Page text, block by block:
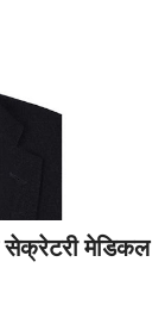
सेक्रेटरी मेडिकल